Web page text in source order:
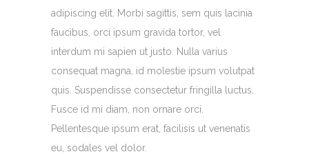
adipiscing elit. Morbi sagittis, sem quis lacinia
faucibus, orci ipsum gravida tortor, vel
interdum mi sapien ut justo. Nulla varius
consequat magna, id molestie ipsum volutpat
quis. Suspendisse consectetur fringilla luctus.
Fusce id mi diam, non ornare orci.
Pellentesque ipsum erat, facilisis ut venenatis
eu, sodales vel dolor.